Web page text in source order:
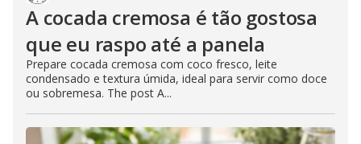
A cocada cremosa é tão gostosa
que eu raspo até a panela
Prepare cocada cremosa com coco fresco, leite
condensado e textura úmida, ideal para servir como doce
ou sobremesa. The post A...